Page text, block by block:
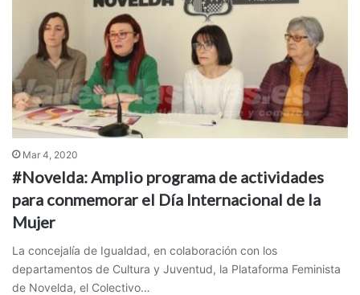
Mar 4, 2020
#Novelda: Amplio programa de actividades
para conmemorar el Día Internacional de la
Mujer
La concejalía de Igualdad, en colaboración con los
departamentos de Cultura y Juventud, la Plataforma Feminista
de Novelda, el Colectivo…